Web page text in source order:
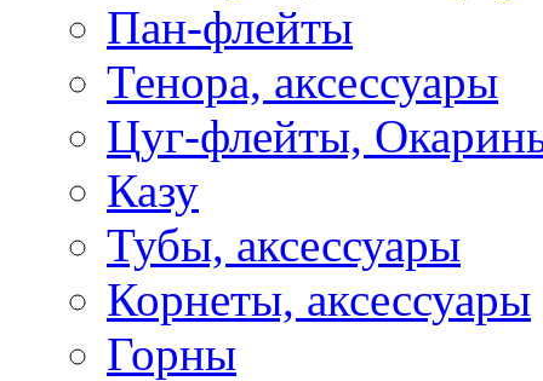
Пан-флейты
Тенора, аксессуары
Цуг-флейты,
Казу
Тубы, аксессуары
Корнеты, аксессуары
Горны